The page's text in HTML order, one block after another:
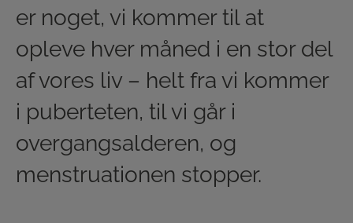
er noget, vi kommer til at
opleve hver måned i en stor del
af vores liv – helt fra vi kommer
i puberteten, til vi går i
overgangsalderen, og
menstruationen stopper.